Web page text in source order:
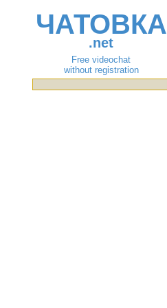
ЧАТОВКА
.net
Free videochat
without registration